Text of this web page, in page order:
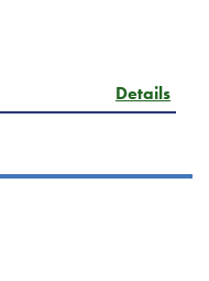
Details